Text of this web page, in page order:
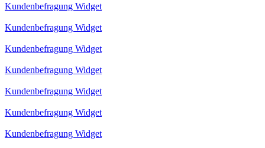
Kundenbefragung Widget
Kundenbefragung Widget
Kundenbefragung Widget
Kundenbefragung Widget
Kundenbefragung Widget
Kundenbefragung Widget
Kundenbefragung Widget